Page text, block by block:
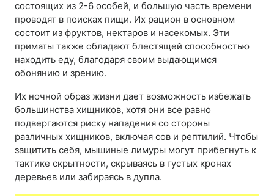
состоящих из 2-6 особей, и большую часть времени
проводят в поисках пищи. Их рацион в основном
состоит из фруктов, нектаров и насекомых. Эти
приматы также обладают блестящей способностью
находить еду, благодаря своим выдающимся
обонянию и зрению.
Их ночной образ жизни дает возможность избежать
большинства хищников, хотя они все равно
подвергаются риску нападения со стороны
различных хищников, включая сов и рептилий. Чтобы
защитить себя, мышиные лимуры могут прибегнуть к
тактике скрытности, скрываясь в густых кронах
деревьев или забираясь в дупла.